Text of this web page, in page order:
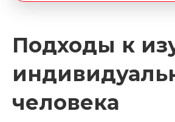
Подходы к
человека